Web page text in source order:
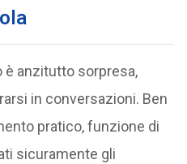
è anzitutto sorpresa,
in conversazioni. Ben
pratico, funzione di
sicuramente gli